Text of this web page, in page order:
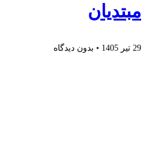
مبتدیان
29 تیر 1405 بدون دیدگاه